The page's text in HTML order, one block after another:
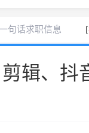
句话求职信息 [
辑、抖